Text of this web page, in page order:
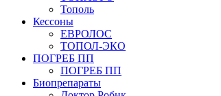
Тополь
Кессоны
ЕВРОЛОС
ТОПОЛ-ЭКО
ПОГРЕБ ПП
ПОГРЕБ ПП
Биопрепараты